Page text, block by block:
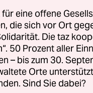
:*Innen“,
wir übers
der taz und
haben sich
Leiterin des
Wolf,Mitglied
eine offene
die sich vor Ort
Die taz
50 Prozent aller
– bis zum 30.
Orte
Sind Sie dabei?